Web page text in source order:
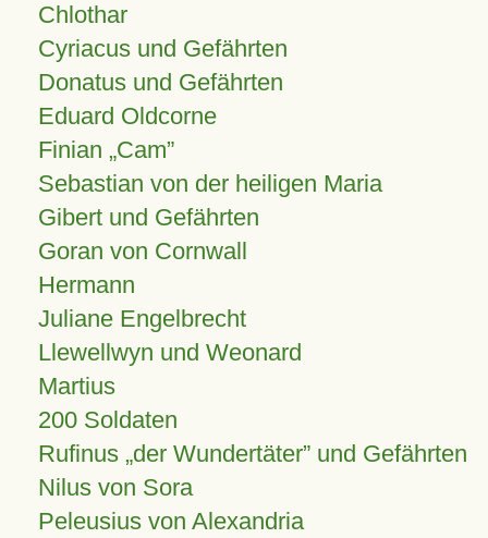
Chlothar
Cyriacus und Gefährten
Donatus und Gefährten
Eduard Oldcorne
Finian Cam
Sebastian von der heiligen Maria
Gibert und Gefährten
Goran von Cornwall
Hermann
Juliane Engelbrecht
Llewellwyn und Weonard
Martius
200 Soldaten
Rufinus „der Wundertäter” und Gefährten
Nilus von Sora
Peleusius von Alexandria